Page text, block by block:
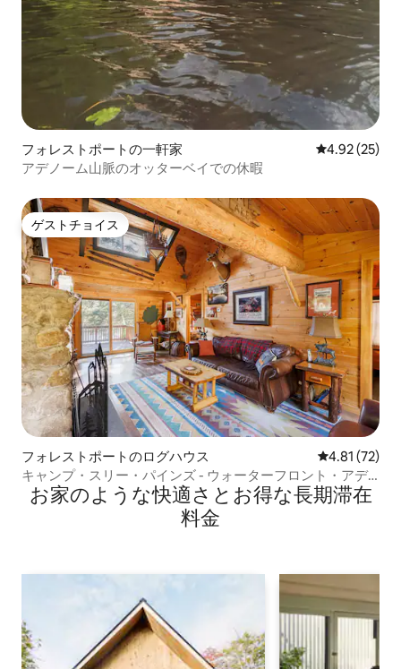
フォレストポートの一軒家 レビュー25
4.92 (25)
アデノーム山脈のオッターベイでの休暇
ゲストチョイス
ゲストチョイス
フォレストポートのログハウス レビュー72
4.81 (72)
キャンプ・スリー・パインズ - ウォーターフロント・アデ
ィロンダック・キャビン
お家のような快⁠適⁠さ⁠とお⁠得⁠な長⁠期⁠滞⁠在
料⁠金